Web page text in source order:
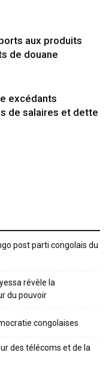
aux produits
de douane
excédants
de salaires et dette
post parti congolais du
révèle la
du pouvoir
congolaises
des télécoms et de la